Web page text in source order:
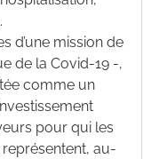
d’une mission de
de la Covid-19 -,
comme un
pour qui les
au-